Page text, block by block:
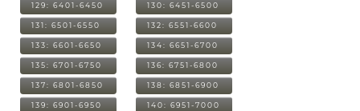
129: 6401-6450 130: 6451-6500
131: 6501-6550 132: 6551-6600
133: 6601-6650 134: 6651-6700
135: 6701-6750 136: 6751-6800
137: 6801-6850 138: 6851-6900
139: 6901-6950 140: 6951-7000